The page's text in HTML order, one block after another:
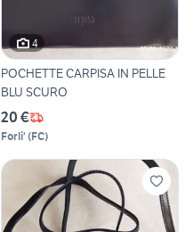
4
POCHETTE CARPISA IN PELLE
BLU SCURO
20 €
Forli' (FC)